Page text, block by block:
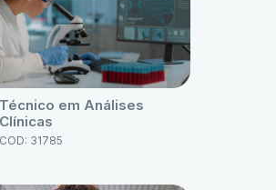
Técnico em Análises
Clínicas
COD: 31785